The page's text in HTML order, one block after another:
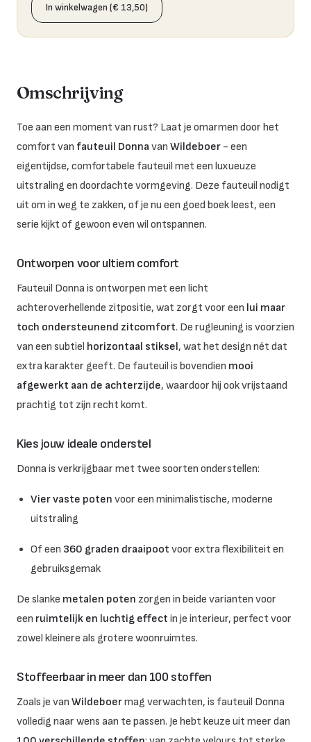
In winkelwagen (€ 13,50)
Omschrijving
Toe aan een moment van rust? Laat je omarmen door het
comfort van fauteuil Donna van Wildeboer - een
eigentijdse, comfortabele fauteuil met een luxueuze
uitstraling en doordachte vormgeving. Deze fauteuil nodigt
uit om in weg te zakken, of je nu een goed boek leest, een
serie kijkt of gewoon even wil ontspannen.
Ontworpen voor ultiem comfort
Fauteuil Donna is ontworpen met een licht
achteroverhellende zitpositie, wat zorgt voor een lui maar
toch ondersteunend zitcomfort. De rugleuning is voorzien
van een subtiel horizontaal stiksel, wat het design nét dat
extra karakter geeft. De fauteuil is bovendien mooi
afgewerkt aan de achterzijde, waardoor hij ook vrijstaand
prachtig tot zijn recht komt.
Kies jouw ideale onderstel
Donna is verkrijgbaar met twee soorten onderstellen:
Vier vaste poten voor een minimalistische, moderne
uitstraling
Of een 360 graden draaipoot voor extra flexibiliteit en
gebruiksgemak
De slanke metalen poten zorgen in beide varianten voor
een ruimtelijk en luchtig effect in je interieur, perfect voor
zowel kleinere als grotere woonruimtes.
Stoffeerbaar in meer dan 100 stoffen
Zoals je van Wildeboermag verwachten, is fauteuil Donna
volledig naar wens aan te passen. Je hebt keuze uit meer dan